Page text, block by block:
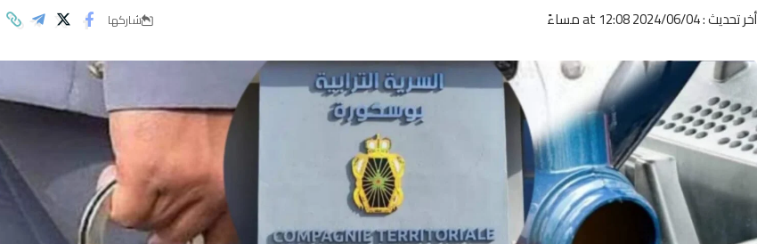
أخر تحديث : 2024/06/04 at 12:08 مساءً شاركها